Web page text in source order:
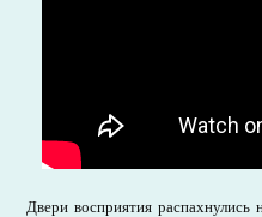
Двери восприятия